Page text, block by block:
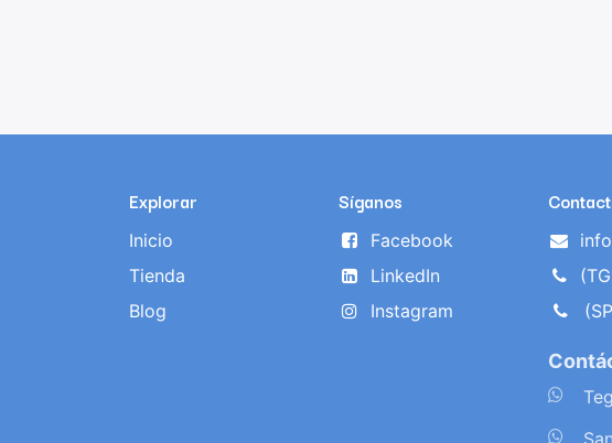
Explorar
Inicio
Tienda
Blog
Síganos
Facebook
LinkedIn
Instagram